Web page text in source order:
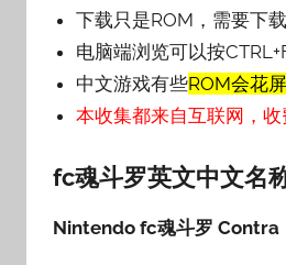
下载只是ROM，需要下
电脑端浏览可以按
中文游戏有些ROM会花屏
本收集都来自互联网，
fc魂斗罗英文中文名
Nintendo fc魂斗罗 Contra